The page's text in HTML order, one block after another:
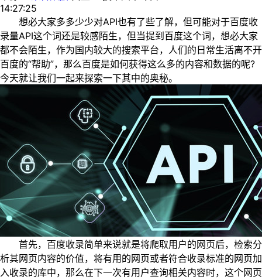
14:27:25
想必大家多多少少对API也有了些了解，但可能对于百度收
录量API这个词还是较感陌生，但当提到百度这个词，想必大家
都不会陌生，作为国内较大的搜索平台，人们的日常生活离不开
百度的“帮助”，那么百度是如何获得这么多的内容和数据的呢?
今天就让我们一起来探索一下其中的奥秘。
首先，百度收录简单来说就是将爬取用户的网页后，检索分
析其网页内容的价值，将有用的网页或者符合收录标准的网页加
入收录的库中，那么在下一次有用户查询相关内容时，这个网页